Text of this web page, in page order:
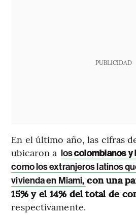
PUBLICIDAD
En el último año, las cifras
ubicaron a loscolombianos y
como los extranjeros latinos
vivienda en Miami, con una
15% y el 14% del total de
respectivamente.